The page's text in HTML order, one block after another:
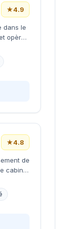
★4.9
dans le
opère
avec
La
★4.8
de
cabinet
depuis
une